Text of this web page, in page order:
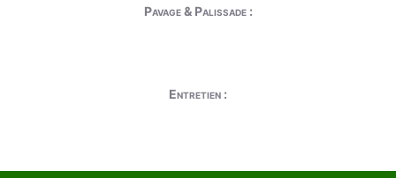
Pavage & Palissade :
Entretien :